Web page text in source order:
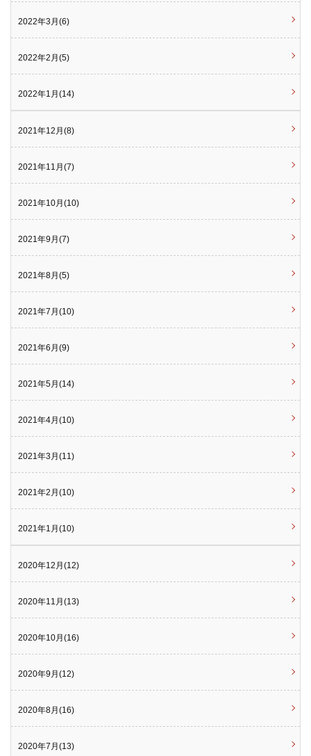
2022年3月(6)
2022年2月(5)
2022年1月(14)
2021年12月(8)
2021年11月(7)
2021年10月(10)
2021年9月(7)
2021年8月(5)
2021年7月(10)
2021年6月(9)
2021年5月(14)
2021年4月(10)
2021年3月(11)
2021年2月(10)
2021年1月(10)
2020年12月(12)
2020年11月(13)
2020年10月(16)
2020年9月(12)
2020年8月(16)
2020年7月(13)